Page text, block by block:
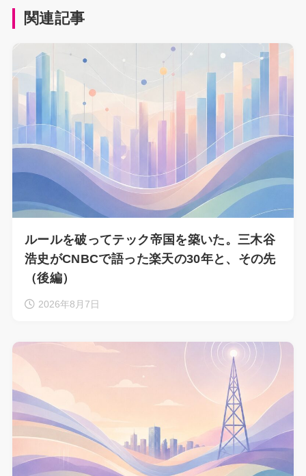
関連記事
ルールを破ってテック帝国を築いた。三木谷
浩史がCNBCで語った楽天の30年と、その先
（後編）
2026年8月7日